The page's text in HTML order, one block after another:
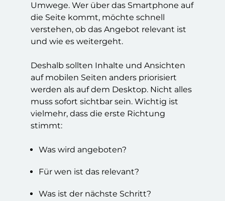
Umwege. Wer über das Smartphone auf
die Seite kommt, möchte schnell
verstehen, ob das Angebot relevant ist
und wie es weitergeht.
Deshalb sollten Inhalte und Ansichten
auf mobilen Seiten anders priorisiert
werden als auf dem Desktop. Nicht alles
muss sofort sichtbar sein. Wichtig ist
vielmehr, dass die erste Richtung
stimmt:
Was wird angeboten?
Für wen ist das relevant?
Was ist der nächste Schritt?